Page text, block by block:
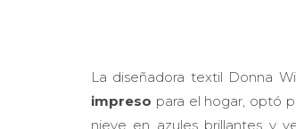
La diseñadora textil Donna
impreso para el hogar, optó
nieve en azules brillantes y